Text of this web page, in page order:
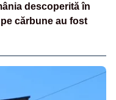
descoperită în
cărbune au fost